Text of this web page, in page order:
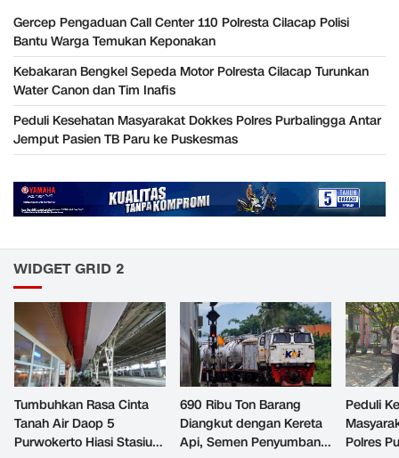
Gercep Pengaduan Call Center 110 Polresta Cilacap Polisi
Bantu Warga Temukan Keponakan
Kebakaran Bengkel Sepeda Motor Polresta Cilacap Turunkan
Water Canon dan Tim Inafis
Peduli Kesehatan Masyarakat Dokkes Polres Purbalingga Antar
Jemput Pasien TB Paru ke Puskesmas
WIDGET GRID 2
Tumbuhkan Rasa Cinta
Tanah Air Daop 5
Purwokerto Hiasi Stasiun
690 Ribu Ton Barang
Diangkut dengan Kereta
Api, Semen Penyumbang
Peduli
Polres